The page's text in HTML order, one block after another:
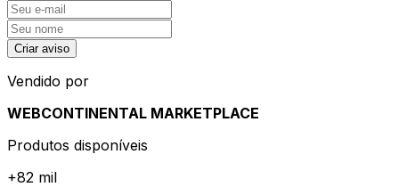
Criar aviso
Vendido por
WEBCONTINENTAL MARKETPLACE
Produtos disponíveis
+82 mil